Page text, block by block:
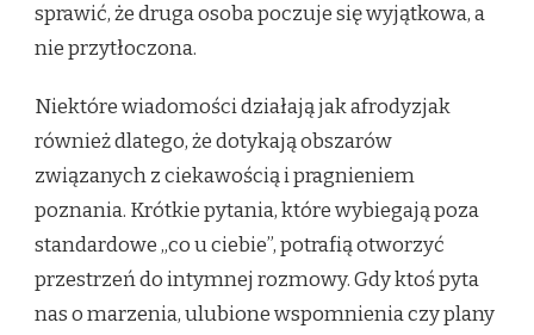
sprawić, że druga osoba poczuje się wyjątkowa, a
nie przytłoczona.
Niektóre wiadomości działają jak afrodyzjak
również dlatego, że dotykają obszarów
związanych z ciekawością i pragnieniem
poznania. Krótkie pytania, które wybiegają poza
standardowe „co u ciebie”, potrafią otworzyć
przestrzeń do intymnej rozmowy. Gdy ktoś pyta
nas o marzenia, ulubione wspomnienia czy plany